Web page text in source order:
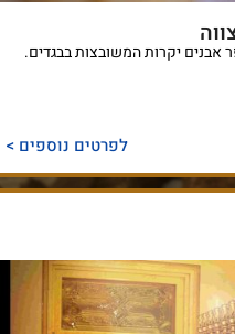
אבנים יקרות המשובצות בבגדים.
לפרטים נוספים >